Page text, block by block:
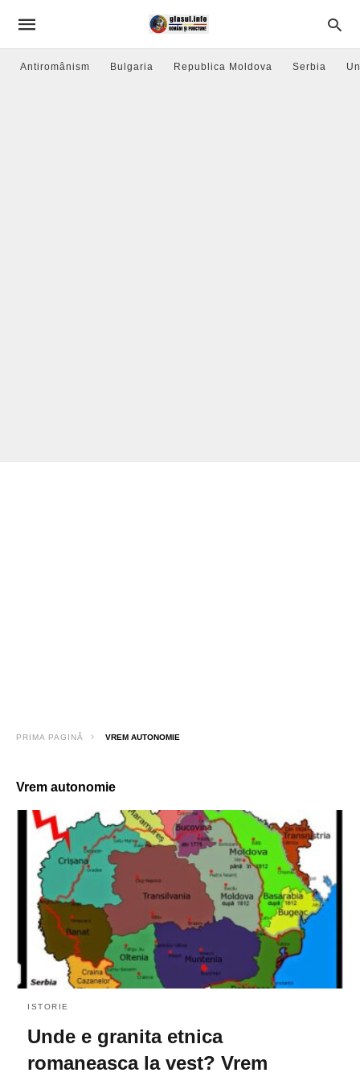
Antiromânism Bulgaria Republica Moldova Serbia
PRIMA PAGINĂ VREM AUTONOMIE
Vrem autonomie
ISTORIE
Unde e granita etnica
romaneasca la vest? Vrem